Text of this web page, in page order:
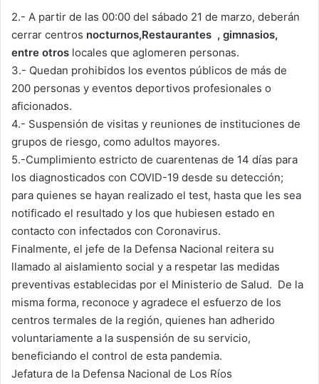
2.- A partir de las 00:00 del sábado 21 de marzo, deberán
cerrar centros nocturnos,Restaurantes , gimnasios,
entre otros locales que aglomeren personas.
3.- Quedan prohibidos los eventos públicos de más de
200 personas y eventos deportivos profesionales o
aficionados.
4.- Suspensión de visitas y reuniones de instituciones de
grupos de riesgo, como adultos mayores.
5.-Cumplimiento estricto de cuarentenas de 14 días para
los diagnosticados con COVID-19 desde su detección;
para quienes se hayan realizado el test, hasta que les sea
notificado el resultado y los que hubiesen estado en
contacto con infectados con Coronavirus.
Finalmente, el jefe de la Defensa Nacional reitera su
llamado al aislamiento social y a respetar las medidas
preventivas establecidas por el Ministerio de Salud. De la
misma forma, reconoce y agradece el esfuerzo de los
centros termales de la región, quienes han adherido
voluntariamente a la suspensión de su servicio,
beneficiando el control de esta pandemia.
Jefatura de la Defensa Nacional de Los Ríos